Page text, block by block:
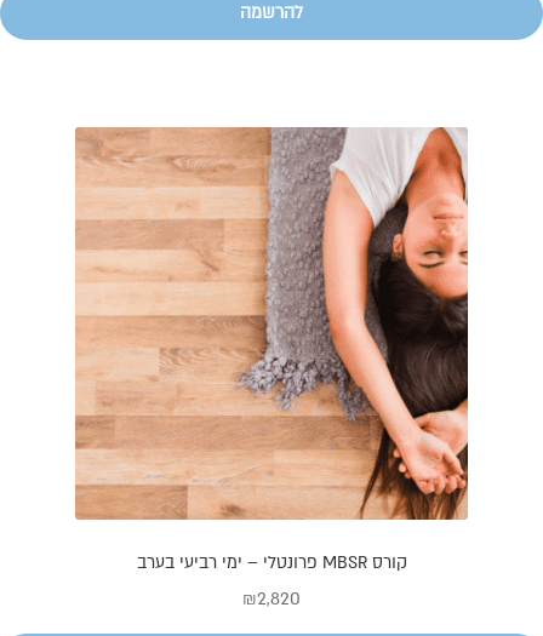
להרשמה
קורס MBSR פרונטלי – ימי רביעי בערב
₪2,820